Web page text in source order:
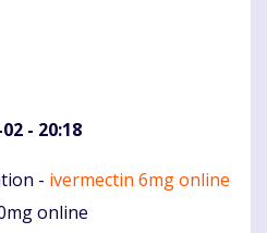
- 20:18
- ivermectin 6mg online
online